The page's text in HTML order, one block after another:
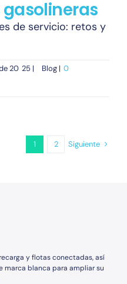
gasolineras
de servicio: retos y
20 25 | Blog | 0
1 2 Siguiente
y flotas conectadas, así
blanca para ampliar su